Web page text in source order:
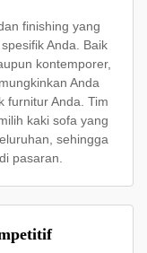
finishing yang
Anda. Baik
kontemporer,
Anda
furnitur Anda. Tim
kaki sofa yang
sehingga
pasaran.